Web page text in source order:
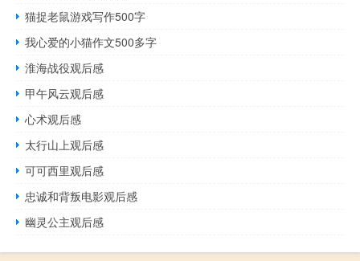
猫捉老鼠游戏写作500字
我心爱的小猫作文500多字
淮海战役观后感
甲午风云观后感
心术观后感
太行山上观后感
可可西里观后感
忠诚和背叛电影观后感
幽灵公主观后感